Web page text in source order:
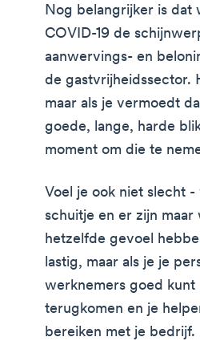
Nog belangrijker is dat
COVID-19 de
aanwervings- en
de gastvrijheidssector.
maar als je vermoedt
goede, lange, harde
moment om die te
Voel je ook niet slecht
schuitje en er zijn
hetzelfde gevoel
lastig, maar als je je
werknemers goed kunt
terugkomen en je
bereiken met je bedrijf.